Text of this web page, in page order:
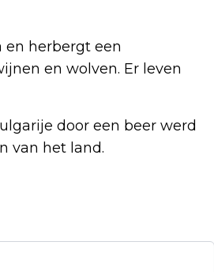
en herbergt een
en wolven. Er leven
door een beer werd
van het land.
ROME VIJFDE